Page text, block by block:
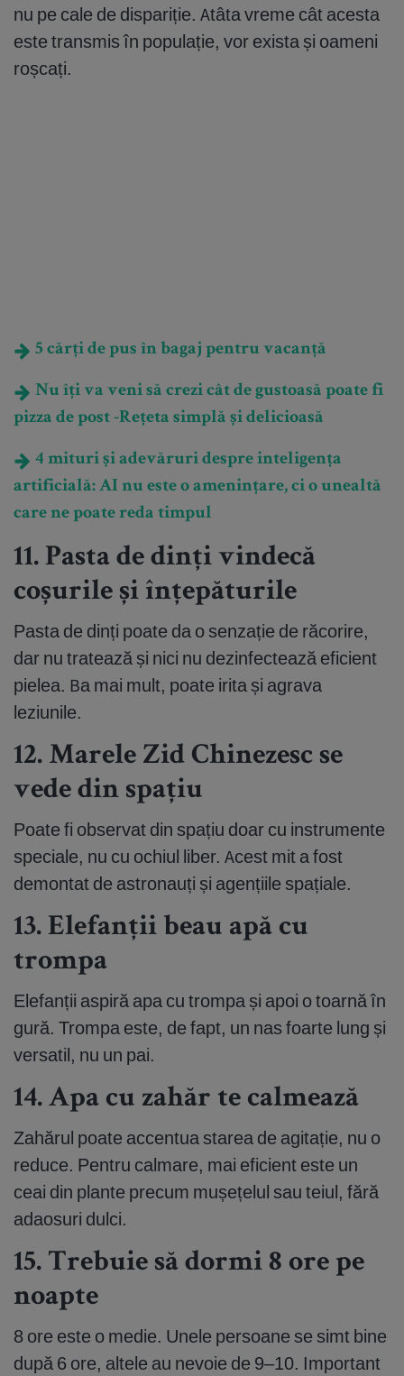
nu pe cale de dispariție. Atâta vreme cât acesta
este transmis în populație, vor exista și oameni
roșcați.
5 cărți de pus în bagaj pentru vacanță
Nu îți va veni să crezi cât de gustoasă poate fi
pizza de post -Rețeta simplă și delicioasă
4 mituri și adevăruri despre inteligența
artificială: AI nu este o amenințare, ci o unealtă
care ne poate reda timpul
11. Pasta de dinți vindecă
coșurile și înțepăturile
Pasta de dinți poate da o senzație de răcorire,
dar nu tratează și nici nu dezinfectează eficient
pielea. Ba mai mult, poate irita și agrava
leziunile.
12. Marele Zid Chinezesc se
vede din spațiu
Poate fi observat din spațiu doar cu instrumente
speciale, nu cu ochiul liber. Acest mit a fost
demontat de astronauți și agențiile spațiale.
13. Elefanții beau apă cu
trompa
Elefanții aspiră apa cu trompa și apoi o toarnă în
gură. Trompa este, de fapt, un nas foarte lung și
versatil, nu un pai.
14. Apa cu zahăr te calmează
Zahărul poate accentua starea de agitație, nu o
reduce. Pentru calmare, mai eficient este un
ceai din plante precum mușețelul sau teiul, fără
adaosuri dulci.
15. Trebuie să dormi 8 ore pe
noapte
8 ore este o medie. Unele persoane se simt bine
după 6 ore, altele au nevoie de 9–10. Important